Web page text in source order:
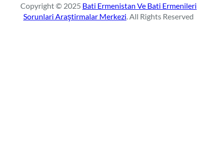
c
h
Copyright © 2025 Bati Ermenistan Ve Bati Ermenileri
Sorunlari Araştirmalar Merkezi. All Rights Reserved